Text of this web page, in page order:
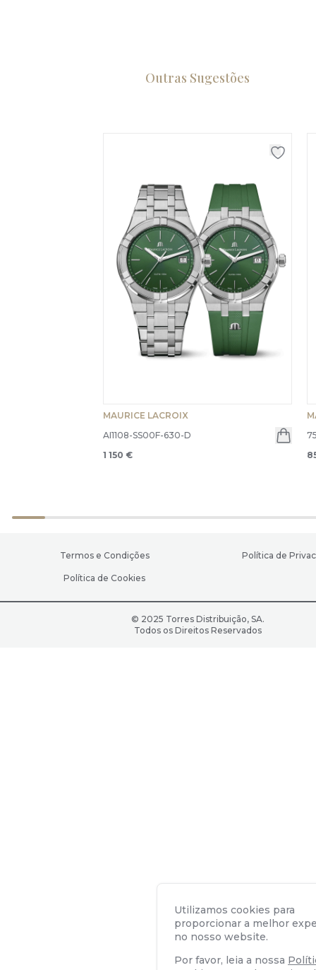
Outras Sugestões
MAURICE LACROIX
AI1108-SS00F-630-D
1 150 €
Termos e Condições Política de
Política de Cookies
© 2025 Torres Distribuição, SA.
Todos os Direitos Reservados
Utilizamos cookies para
proporcionar a melhor
no nosso website.
Por favor, leia a nossa